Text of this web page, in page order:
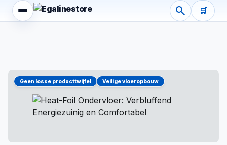
Heat-Foil Ondervloer: Verbluffend Energiezuinig en
Prijs:€92,15. Levertijd:
search 🛒
Geen losse producttwijfel Veilige vloeropbouw